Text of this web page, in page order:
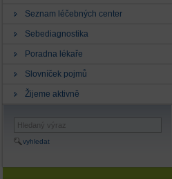
Seznam léčebných center
Sebediagnostika
Poradna lékaře
Slovníček pojmů
Žijeme aktivně
vyhledat